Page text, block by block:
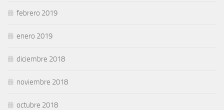
febrero 2019
enero 2019
diciembre 2018
noviembre 2018
octubre 2018